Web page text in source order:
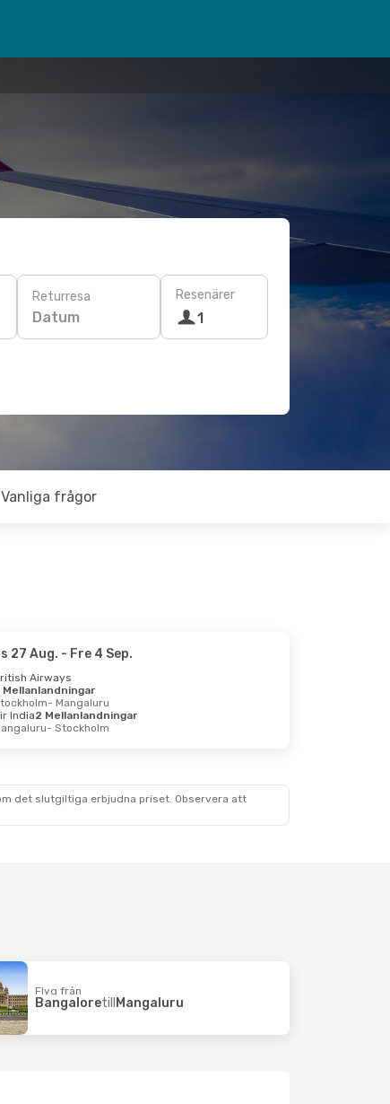
Returresa
Datum
Resenärer
1
Vanliga frågor
27 Aug. - Fre 4 Sep.
Airways
Mellanlandningar
- Mangaluru
India2 Mellanlandningar
- Stockholm
det slutgiltiga erbjudna priset. Observera att
Flyg från
Bangaloretill Mangaluru